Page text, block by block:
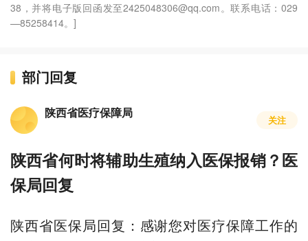
38，并将电子版回函发至2425048306@qq.com。联系电话：029
—85258414。]
部门回复
陕西省医疗保障局 关注
陕西省何时将辅助生殖纳入医保报销？医
保局回复
陕西省医保局回复：感谢您对医疗保障工作的